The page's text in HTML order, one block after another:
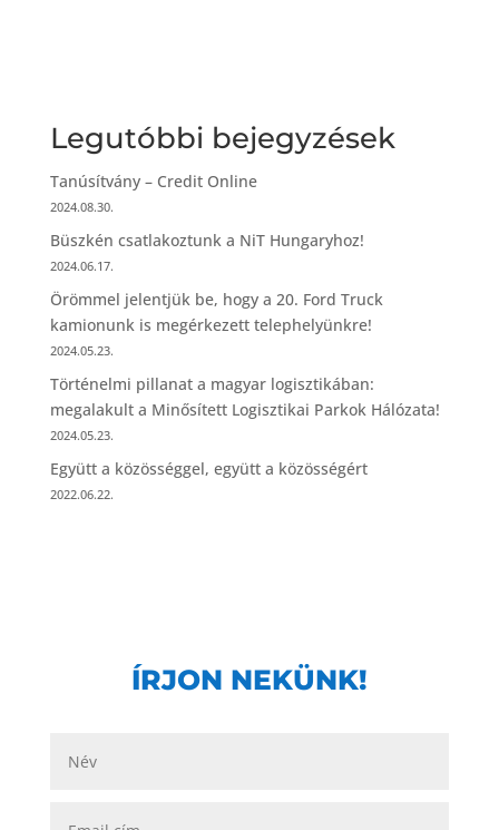
Legutóbbi bejegyzések
Tanúsítvány – Credit Online
2024.08.30.
Büszkén csatlakoztunk a NiT Hungaryhoz!
2024.06.17.
Örömmel jelentjük be, hogy a 20. Ford Truck
kamionunk is megérkezett telephelyünkre!
2024.05.23.
Történelmi pillanat a magyar logisztikában:
megalakult a Minősített Logisztikai Parkok Hálózata!
2024.05.23.
Együtt a közösséggel, együtt a közösségért
2022.06.22.
ÍRJON NEKÜNK!